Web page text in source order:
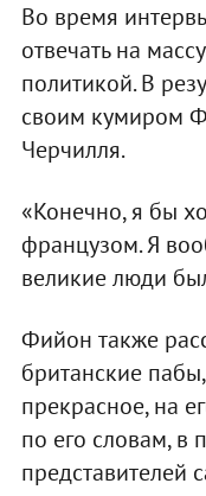
Во время
отвечать на
политикой. В
своим кумиром
Черчилля.
«Конечно, я бы
французом. Я
великие люди
Фийон также
британские
прекрасное, на
по его словам, в
представителей